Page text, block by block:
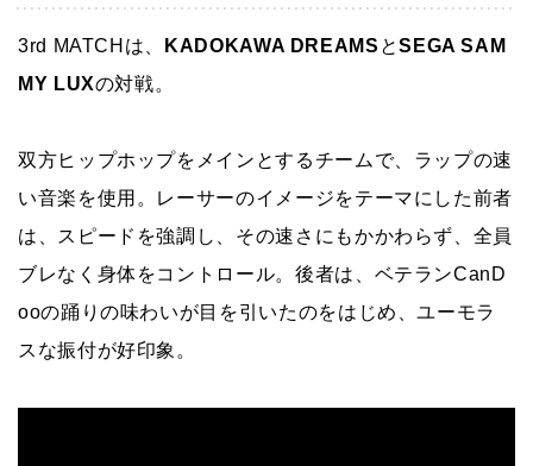
3rd MATCHは、 KADOKAWA DREAMS とSEGA SAM
MY LUXの対戦。
双方ヒップホップをメインとするチームで、ラップの速
い音楽を使用。レーサーのイメージをテーマにした前者
は、スピードを強調し、その速さにもかかわらず、全員
ブレなく身体をコントロール。後者は、ベテランCanD
ooの踊りの味わいが目を引いたのをはじめ、ユーモラ
スな振付が好印象。